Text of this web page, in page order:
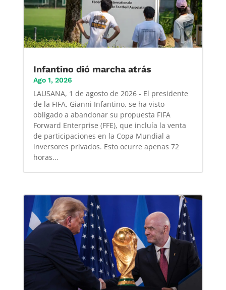
Infantino dió marcha atrás
Ago 1, 2026
LAUSANA, 1 de agosto de 2026 - El presidente
de la FIFA, Gianni Infantino, se ha visto
obligado a abandonar su propuesta FIFA
Forward Enterprise (FFE), que incluía la venta
de participaciones en la Copa Mundial a
inversores privados. Esto ocurre apenas 72
horas...